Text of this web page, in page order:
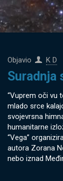
Objavio K D
Suradnja
“Vuprem oči vu
mlado srce
svojevrsna
humanitarne
“Vega”
autora Zorana
nebo iznad